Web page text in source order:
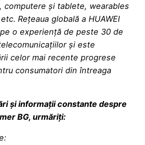
computere și tablete, wearables
Rețeaua globală a HUAWEI
o experiență de peste 30 de
și este
celor mai recente progrese
consumatori din întreaga
și informații constante despre
BG, urmăriți: